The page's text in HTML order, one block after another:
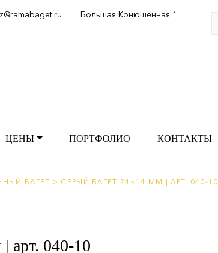
Большая Конюшенная 1
ЦЕНЫ ПОРТФОЛИО КОНТАКТЫ
БАГЕТ > СЕРЫЙ БАГЕТ 24×14 ММ | АРТ. 040-10
арт. 040-10